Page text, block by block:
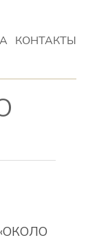
КОНТАКТЫ